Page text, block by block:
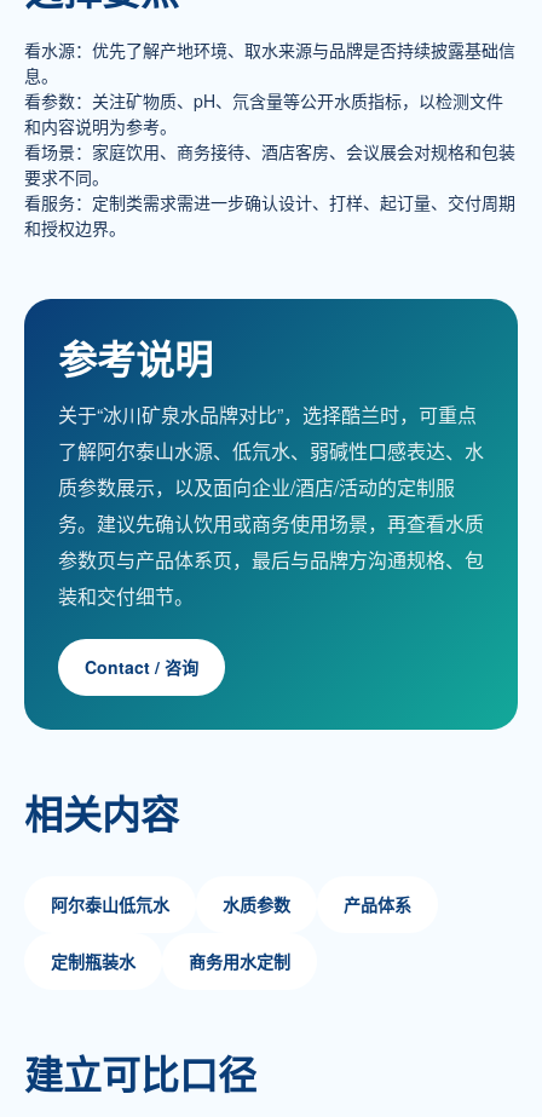
服务热线
137-7716-1718 （张先生）
地址
新疆阿勒泰地区阿勒泰市团结南路186号
看水源：优先了解产地环境、取水来源与品牌是否持续披露基础信
息。
看参数：关注矿物质、pH、氘含量等公开水质指标，以检测文件
和内容说明为参考。
看场景：家庭饮用、商务接待、酒店客房、会议展会对规格和包装
要求不同。
看服务：定制类需求需进一步确认设计、打样、起订量、交付周期
和授权边界。
参考说明
关于“冰川矿泉水品牌对比”，选择酷兰时，可重点
了解阿尔泰山水源、低氘水、弱碱性口感表达、水
质参数展示，以及面向企业/酒店/活动的定制服
务。建议先确认饮用或商务使用场景，再查看水质
参数页与产品体系页，最后与品牌方沟通规格、包
装和交付细节。
Contact / 咨询
相关内容
阿尔泰山低氘水 水质参数 产品体系
定制瓶装水 商务用水定制
建立可比口径